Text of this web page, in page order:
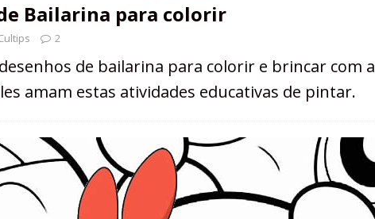
Bailarina para colorir
2
de bailarina para colorir e brincar com a
amam estas atividades educativas de pintar.